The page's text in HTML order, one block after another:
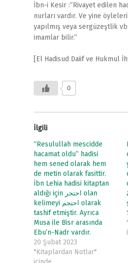
İbn-i Kesir :”Rivayet edilen
nurları vardır. Ve yine
yapılmış veya sergüzeştlik
imamlar bilir.”
[El Hadisud Daiif ve Hukmul
0
İlgili
“Resulullah mescidde
hacamat oldu” hadisi
hem sened olarak hem
de metin olarak fasittir.
İbn Lehia hadisi kitaptan
aldığı için احتجر olan
kelimeyi احتجم olarak
tashif etmiştir. Ayrıca
Musa ile Bisr arasında
Ebu’n-Nadr vardır.
20 Şubat 2023
"Kitaplardan Notlar"